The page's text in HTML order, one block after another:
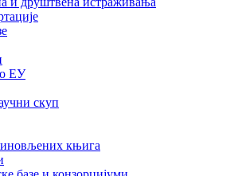
ЕУ
скуп
књига